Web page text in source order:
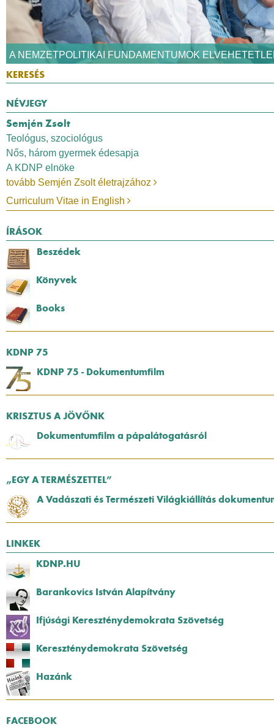
A NEMZETPOLITIKAI FUNDAMENTUMOK
NÉVJEGY
Semjén Zsolt
Teológus, szociológus
Nős, három gyermek édesapja
A KDNP elnöke
tovább Semjén Zsolt életrajzához
Curriculum Vitae in English
ÍRÁSOK
Beszédek
Könyvek
Books
KDNP 75
KDNP 75 - Dokumentumfilm
KRISZTUS A JÖVŐNK
Dokumentumfilm a pápalátogatásról
„EGY A TERMÉSZETTEL”
A Vadászati és Természeti Világkiállítás
LINKEK
KDNP.HU
Barankovics István Alapítvány
Ifjúsági Kereszténydemokrata Szövetség
Kereszténydemokrata Szövetség
Hazánk
FACEBOOK